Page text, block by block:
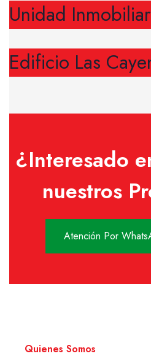
Unidad
Edificio Las
¿Interesado
nuestros
Atención Por
Quienes Somos